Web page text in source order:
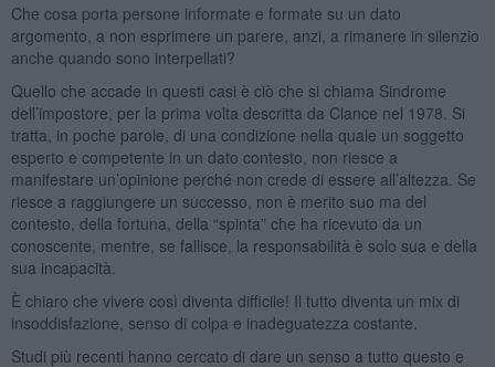
Che cosa porta persone informate e formate su un dato
argomento, a non esprimere un parere, anzi, a rimanere in silenzio
anche quando sono interpellati?
Quello che accade in questi casi è ciò che si chiama Sindrome
dell’impostore, per la prima volta descritta da Clance nel 1978. Si
tratta, in poche parole, di una condizione nella quale un soggetto
esperto e competente in un dato contesto, non riesce a
manifestare un’opinione perché non crede di essere all’altezza. Se
riesce a raggiungere un successo, non è merito suo ma del
contesto, della fortuna, della “spinta” che ha ricevuto da un
conoscente, mentre, se fallisce, la responsabilità è solo sua e della
sua incapacità.
È chiaro che vivere così diventa difficile! Il tutto diventa un mix di
insoddisfazione, senso di colpa e inadeguatezza costante.
Studi più recenti hanno cercato di dare un senso a tutto questo e